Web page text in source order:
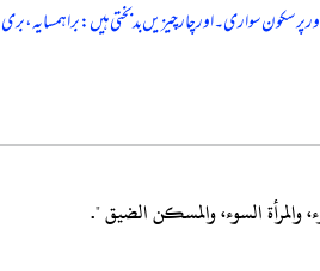
سواری۔ اور چار چیزیں بدبختی ہیں: برا ہمسایہ،
والمرأة السوء، والمسكن الضيق ".